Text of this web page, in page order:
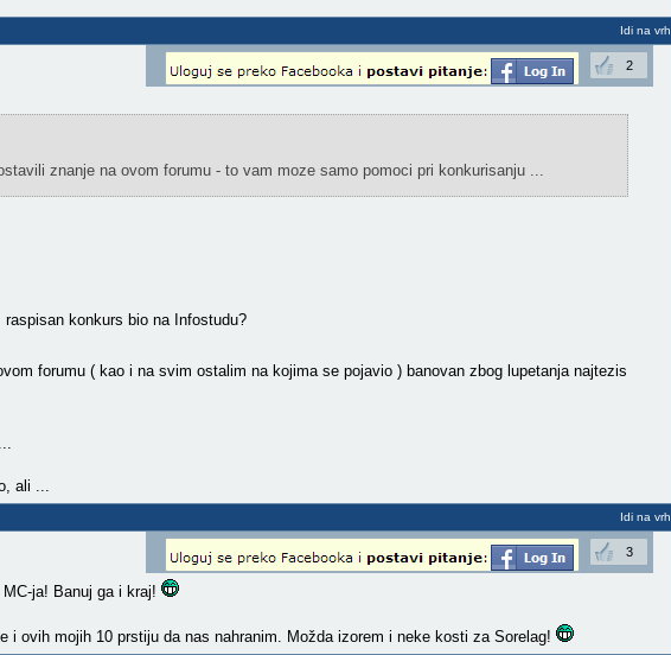
Idi na vrh
2
znanje na ovom forumu - to vam moze samo pomoci pri konkurisanju ...
konkurs bio na Infostudu?
forumu ( kao i na svim ostalim na kojima se pojavio ) banovan zbog lupetanja najtezis
ali ...
Idi na vrh
3
ja! Banuj ga i kraj!
ovih mojih 10 prstiju da nas nahranim. Možda izorem i neke kosti za Sorelag!